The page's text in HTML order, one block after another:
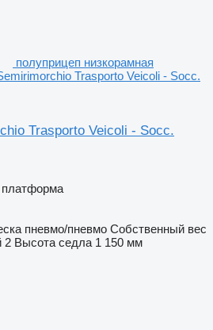
полуприцеп низкорамная
Trasporto Veicoli - Socc.
Trasporto Veicoli - Socc.
платформа
пневмо/пневмо Собственный вес
2 Высота седла 1 150 мм